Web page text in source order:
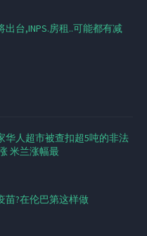
台,INPS.房租..可能都有减
华人超市被查扣超5吨的非法
米兰涨幅最
苗?在伦巴第这样做